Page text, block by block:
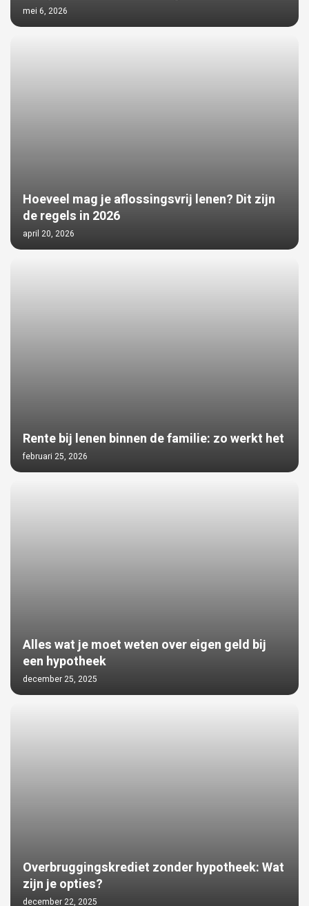
mei 6, 2026
Hoeveel mag je aflossingsvrij lenen? Dit zijn
de regels in 2026
april 20, 2026
Rente bij lenen binnen de familie: zo werkt het
februari 25, 2026
Alles wat je moet weten over eigen geld bij
een hypotheek
december 25, 2025
Overbruggingskrediet zonder hypotheek: Wat
zijn je opties?
december 22, 2025